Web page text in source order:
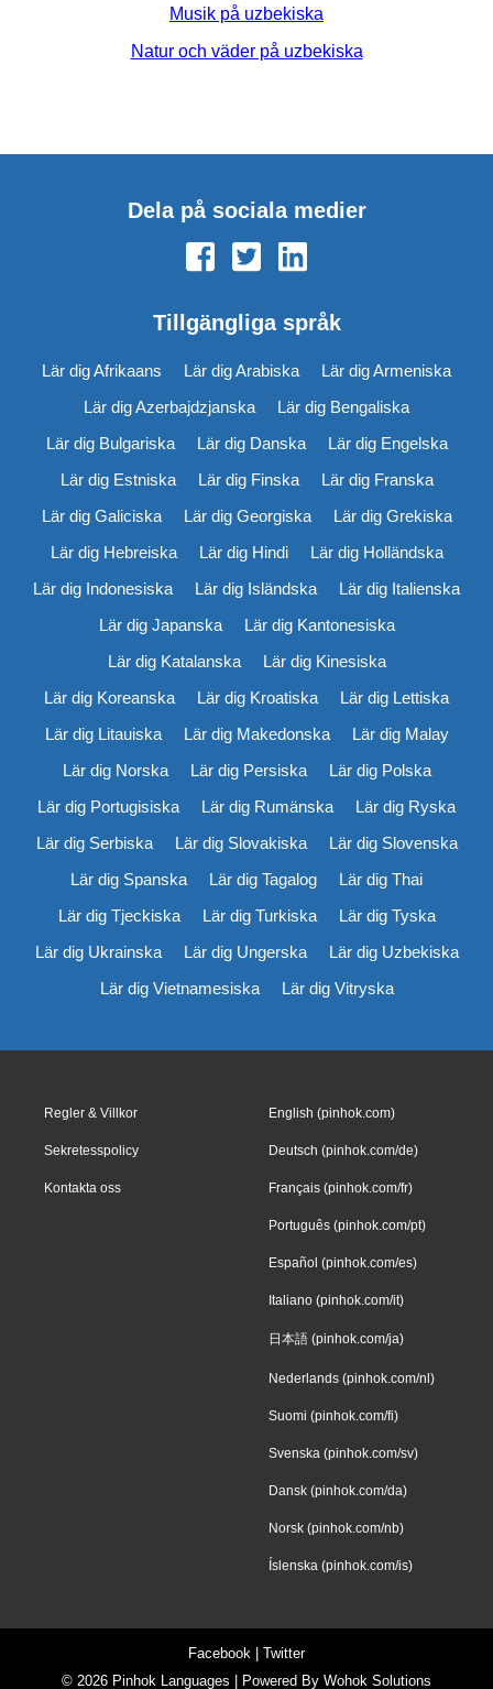
Musik på uzbekiska
Natur och väder på uzbekiska
Dela på sociala medier
Tillgängliga språk
Lär dig Afrikaans Lär dig Arabiska
Lär dig Armeniska
Lär dig Azerbajdzjanska
Lär dig Bengaliska
Lär dig Bulgariska
Lär dig Danska
Lär dig Engelska
Lär dig Estniska
Lär dig Finska
Lär dig Franska
Lär dig Galiciska
Lär dig Georgiska
Lär dig Grekiska
Lär dig Hebreiska
Lär dig Hindi
Lär dig Holländska
Lär dig Indonesiska
Lär dig Isländska
Lär dig Italienska
Lär dig Japanska
Lär dig Kantonesiska
Lär dig Katalanska
Lär dig Kinesiska
Lär dig Koreanska
Lär dig Kroatiska
Lär dig Lettiska
Lär dig Litauiska
Lär dig Makedonska
Lär dig Malay
Lär dig Norska
Lär dig Persiska
Lär dig Polska
Lär dig Portugisiska
Lär dig Rumänska
Lär dig Ryska
Lär dig Serbiska
Lär dig Slovakiska
Lär dig Slovenska
Lär dig Spanska
Lär dig Tagalog
Lär dig Thai
Lär dig Tjeckiska
Lär dig Turkiska
Lär dig Tyska
Lär dig Ukrainska
Lär dig Ungerska
Lär dig Uzbekiska
Lär dig Vietnamesiska
Lär dig Vitryska
Regler & Villkor
Sekretesspolicy
Kontakta oss
English (pinhok.com)
Deutsch (pinhok.com/de)
Français (pinhok.com/fr)
Português (pinhok.com/pt)
Español (pinhok.com/es)
Italiano (pinhok.com/it)
日本語 (pinhok.com/ja)
Nederlands (pinhok.com/nl)
Suomi (pinhok.com/fi)
Svenska (pinhok.com/sv)
Dansk (pinhok.com/da)
Norsk (pinhok.com/nb)
Íslenska (pinhok.com/is)
Facebook
Twitter
© 2026 Pinhok Languages | Powered By Wohok Solutions